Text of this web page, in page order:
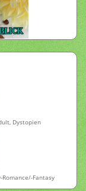
Dystopien
Romance/-Fantasy